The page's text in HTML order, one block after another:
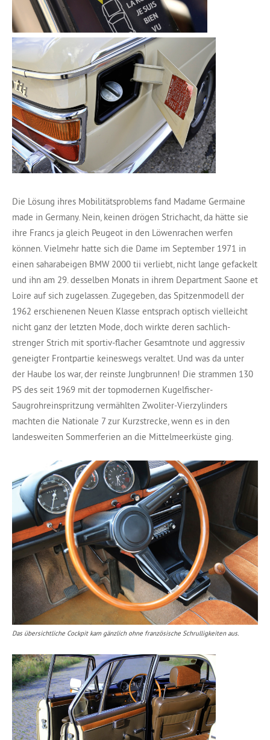
Die Lösung ihres Mobilitätsproblems fand Madame Germaine
made in Germany. Nein, keinen drögen Strichacht, da hätte sie
ihre Francs ja gleich Peugeot in den Löwenrachen werfen
können. Vielmehr hatte sich die Dame im September 1971 in
einen saharabeigen BMW 2000 tii verliebt, nicht lange gefackelt
und ihn am 29. desselben Monats in ihrem Department Saone et
Loire auf sich zugelassen. Zugegeben, das Spitzenmodell der
1962 erschienenen Neuen Klasse entsprach optisch vielleicht
nicht ganz der letzten Mode, doch wirkte deren sachlich-
strenger Strich mit sportiv-flacher Gesamtnote und aggressiv
geneigter Frontpartie keineswegs veraltet. Und was da unter
der Haube los war, der reinste Jungbrunnen! Die strammen 130
PS des seit 1969 mit der topmodernen Kugelfischer-
Saugrohreinspritzung vermählten Zwoliter-Vierzylinders
machten die Nationale 7 zur Kurzstrecke, wenn es in den
landesweiten Sommerferien an die Mittelmeerküste ging.
Das übersichtliche Cockpit kam gänzlich ohne französische Schrulligkeiten aus.